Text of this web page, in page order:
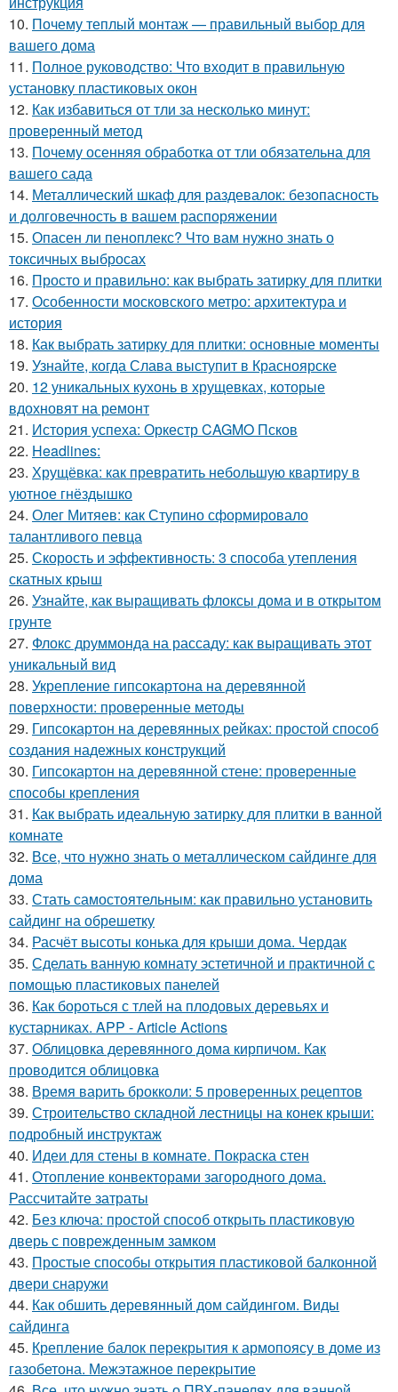
10. Почему теплый монтаж — правильный выбор для
вашего дома
11. Полное руководство: Что входит в правильную
установку пластиковых окон
12. Как избавиться от тли за несколько минут:
проверенный метод
13. Почему осенняя обработка от тли обязательна для
вашего сада
14. Металлический шкаф для раздевалок: безопасность
и долговечность в вашем распоряжении
15. Опасен ли пеноплекс? Что вам нужно знать о
токсичных выбросах
16. Просто и правильно: как выбрать затирку для плитки
17. Особенности московского метро: архитектура и
история
18. Как выбрать затирку для плитки: основные моменты
19. Узнайте, когда Слава выступит в Красноярске
20. 12 уникальных кухонь в хрущевках, которые
вдохновят на ремонт
21. История успеха: Оркестр CAGMO Псков
22. Headlines:
23. Хрущёвка: как превратить небольшую квартиру в
уютное гнёздышко
24. Олег Митяев: как Ступино сформировало
талантливого певца
25. Скорость и эффективность: 3 способа утепления
скатных крыш
26. Узнайте, как выращивать флоксы дома и в открытом
грунте
27. Флокс друммонда на рассаду: как выращивать этот
уникальный вид
28. Укрепление гипсокартона на деревянной
поверхности: проверенные методы
29. Гипсокартон на деревянных рейках: простой способ
создания надежных конструкций
30. Гипсокартон на деревянной стене: проверенные
способы крепления
31. Как выбрать идеальную затирку для плитки в ванной
комнате
32. Все, что нужно знать о металлическом сайдинге для
дома
33. Стать самостоятельным: как правильно установить
сайдинг на обрешетку
34. Расчёт высоты конька для крыши дома. Чердак
35. Сделать ванную комнату эстетичной и практичной с
помощью пластиковых панелей
36. Как бороться с тлей на плодовых деревьях и
кустарниках. APP - Article Actions
37. Облицовка деревянного дома кирпичом. Как
проводится облицовка
38. Время варить брокколи: 5 проверенных рецептов
39. Строительство складной лестницы на конек крыши:
подробный инструктаж
40. Идеи для стены в комнате. Покраска стен
41. Отопление конвекторами загородного дома.
Рассчитайте затраты
42. Без ключа: простой способ открыть пластиковую
дверь с поврежденным замком
43. Простые способы открытия пластиковой балконной
двери снаружи
44. Как обшить деревянный дом сайдингом. Виды
сайдинга
45. Крепление балок перекрытия к армопоясу в доме из
газобетона. Межэтажное перекрытие